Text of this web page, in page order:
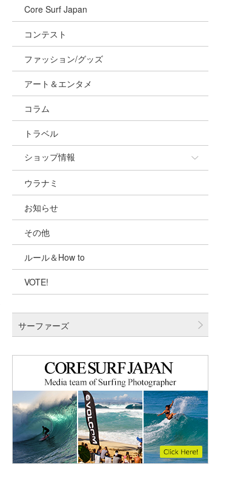
Core Surf Japan
コンテスト
ファッション/グッズ
アート＆エンタメ
コラム
トラベル
ショップ情報
ショップ情報
湘南
千葉北
伊豆
千葉南
四国
沖縄
ウラナミ
お知らせ
その他
ルール＆How to
VOTE!
サーファーズ